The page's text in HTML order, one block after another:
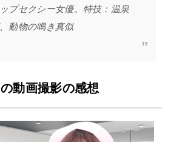
プセクシー女優。特技：温泉
動物の鳴き真似
動画撮影の感想